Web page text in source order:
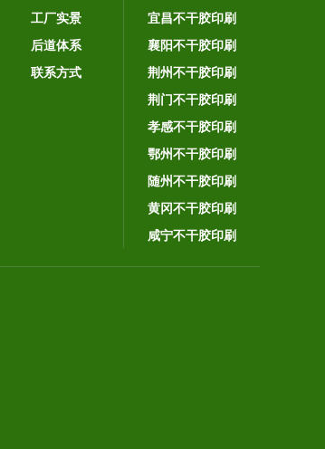
工厂实景
后道体系
联系方式
宜昌不干胶印刷
襄阳不干胶印刷
荆州不干胶印刷
荆门不干胶印刷
孝感不干胶印刷
鄂州不干胶印刷
随州不干胶印刷
黄冈不干胶印刷
咸宁不干胶印刷